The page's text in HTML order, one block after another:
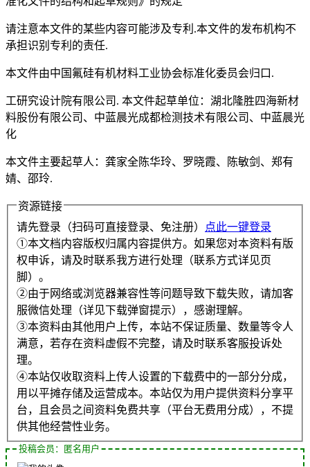
请注意本文件的某些内容可能涉及专利.本文件的发布机构不
承担识别专利的责任.
本文件由中国氟硅有机材料工业协会标准化委员会归口.
工研究设计院有限公司. 本文件起草单位：湖北隆胜四海新材
料股份有限公司、中蓝晨光成都检测技术有限公司、中蓝晨光
化
本文件主要起草人：龚家全陈华玲、罗晓霞、陈敏剑、郑有
婧、邵玲.
资源链接
请先登录（扫码可直接登录、免注册）
点此一键登录
①本文档内容版权归属内容提供方。如果您对本资料有版
权申诉，请及时联系我方进行处理（联系方式详见页
脚）。
②由于网络或浏览器兼容性等问题导致下载失败，请加客
服微信处理（详见下载弹窗提示），感谢理解。
③本资料由其他用户上传，本站不保证质量、数量等令人
满意，若存在资料虚假不完整，请及时联系客服投诉处
理。
④本站仅收取资料上传人设置的下载费中的一部分分成，
用以平摊存储及运营成本。本站仅为用户提供资料分享平
台，且会员之间资料免费共享（平台无费用分成），不提
供其他经营性业务。
投稿会员：匿名用户